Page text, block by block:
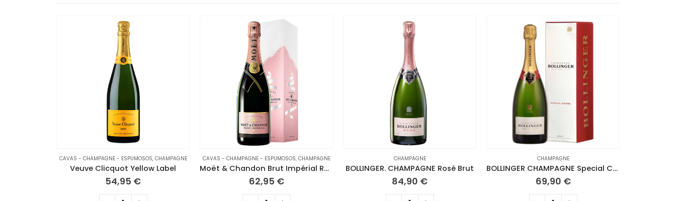
CAVAS - CHAMPAGNE - ESPUMOSOS, CHAMPAGNE
Veuve Clicquot Yellow Label
54,95 €
CAVAS - CHAMPAGNE - ESPUMOSOS, CHAMPAGNE
Moët & Chandon Brut Impérial Rosé con estuche
62,95 €
CHAMPAGNE
BOLLINGER. CHAMPAGNE Rosé Brut
84,90 €
CHAMPAGNE
BOLLINGER CHAMPAGNE Special Cuvee Brut con estuche
69,90 €